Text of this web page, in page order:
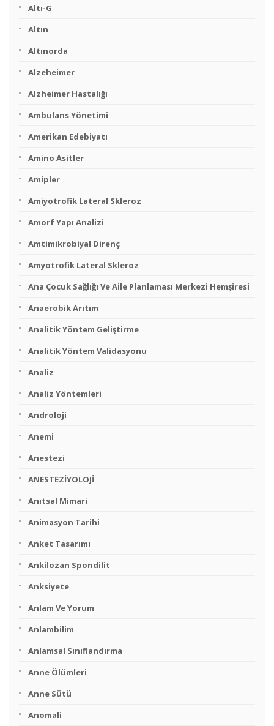
Altı-G
Altın
Altınorda
Alzeheimer
Alzheimer Hastalığı
Ambulans Yönetimi
Amerikan Edebiyatı
Amino Asitler
Amipler
Amiyotrofik Lateral Skleroz
Amorf Yapı Analizi
Amtimikrobiyal Direnç
Amyotrofik Lateral Skleroz
Ana Çocuk Sağlığı Ve Aile Planlaması Merkezi Hemşiresi
Anaerobik Arıtım
Analitik Yöntem Geliştirme
Analitik Yöntem Validasyonu
Analiz
Analiz Yöntemleri
Androloji
Anemi
Anestezi
ANESTEZİYOLOJİ
Anıtsal Mimari
Animasyon Tarihi
Anket Tasarımı
Ankilozan Spondilit
Anksiyete
Anlam Ve Yorum
Anlambilim
Anlamsal Sınıflandırma
Anne Ölümleri
Anne Sütü
Anomali